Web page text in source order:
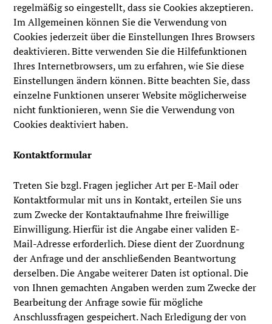
regelmäßig so eingestellt, dass sie Cookies akzeptieren.
Im Allgemeinen können Sie die Verwendung von
Cookies jederzeit über die Einstellungen Ihres Browsers
deaktivieren. Bitte verwenden Sie die Hilfefunktionen
Ihres Internetbrowsers, um zu erfahren, wie Sie diese
Einstellungen ändern können. Bitte beachten Sie, dass
einzelne Funktionen unserer Website möglicherweise
nicht funktionieren, wenn Sie die Verwendung von
Cookies deaktiviert haben.
Kontaktformular
Treten Sie bzgl. Fragen jeglicher Art per E-Mail oder
Kontaktformular mit uns in Kontakt, erteilen Sie uns
zum Zwecke der Kontaktaufnahme Ihre freiwillige
Einwilligung. Hierfür ist die Angabe einer validen E-
Mail-Adresse erforderlich. Diese dient der Zuordnung
der Anfrage und der anschließenden Beantwortung
derselben. Die Angabe weiterer Daten ist optional. Die
von Ihnen gemachten Angaben werden zum Zwecke der
Bearbeitung der Anfrage sowie für mögliche
Anschlussfragen gespeichert. Nach Erledigung der von